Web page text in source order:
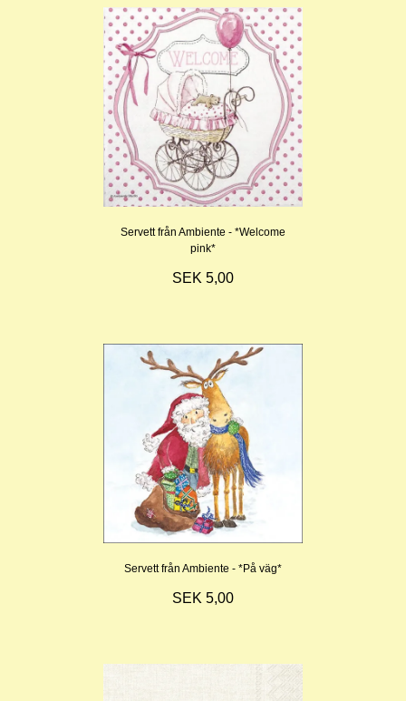
Servett från Ambiente - *Welcome
pink*
SEK 5,00
Servett från Ambiente - *På väg*
SEK 5,00